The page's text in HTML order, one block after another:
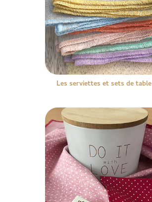
Les serviettes et sets de table